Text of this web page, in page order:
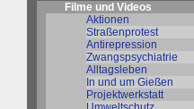
Filme und Videos
Aktionen
Straßenprotest
Antirepression
Zwangspsychiatrie
Alltagsleben
In und um Gießen
Projektwerkstatt